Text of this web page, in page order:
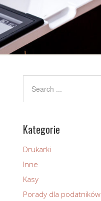
Kategorie
Drukarki
Inne
Kasy
Porady dla podatników